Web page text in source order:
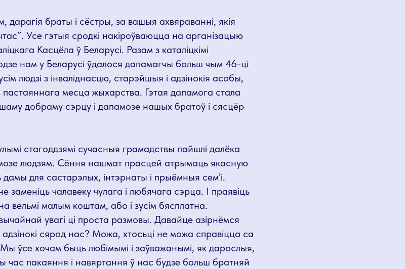
браты і сёстры, за вашыя ахвяраванні, якія
Усе гэтыя сродкі накіроўваюцца на арганізацыю
Касцёла ў Беларусі. Разам з каталіцкімі
нам у Беларусі ўдалося дапамагчы больш чым 46-ці
людзі з інваліднасцю, старэйшыя і адзінокія асобы,
пастаяннага месца жыхарства. Гэтая дапамога стала
добраму сэрцу і дапамозе нашых братоў і сясцёр
стагоддзямі сучасныя грамадствы пайшлі далёка
людзям. Сёння нашмат прасцей атрымаць якасную
для састарэлых, інтэрнаты і прыёмныя сем’і.
заменіць чалавеку чулага і любячага сэрца. І праявіць
вельмі малым коштам, або і зусім бясплатна.
увагі ці проста размовы. Давайце азірнёмся
сярод нас? Можа, хтосьці не можа справіцца са
ўсе хочам быць любімымі і заўважанымі, як дарослыя,
час пакаяння і навяртання ў нас будзе больш братняй